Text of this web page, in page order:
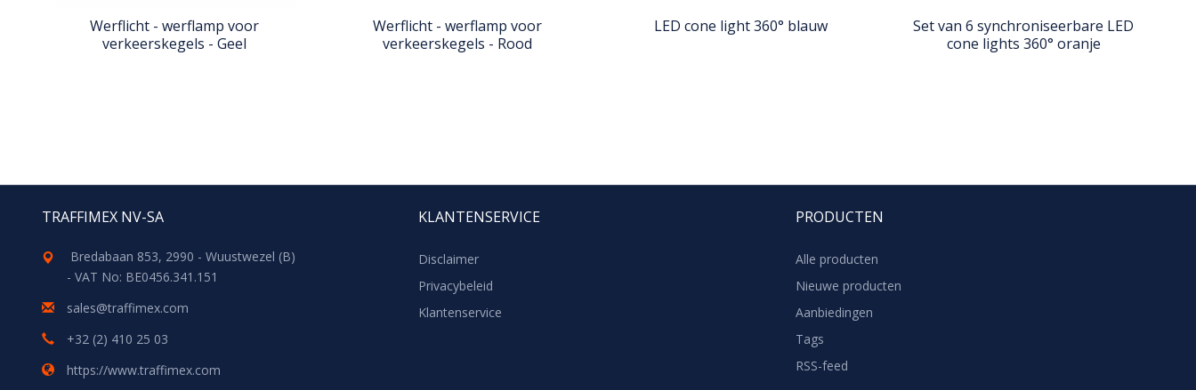
Werflicht - werflamp voor
verkeerskegels - Geel
Werflicht - werflamp voor
verkeerskegels - Rood
LED cone light 360° blauw
Set van 6 synchroniseerbare LED
cone lights 360° oranje
TRAFFIMEX NV-SA
Bredabaan 853, 2990 - Wuustwezel (B)
- VAT No: BE0456.341.151
sales@traffimex.com
+32 (2) 410 25 03
https://www.traffimex.com
KLANTENSERVICE
Disclaimer
Privacybeleid
Klantenservice
PRODUCTEN
Alle producten
Nieuwe producten
Aanbiedingen
Tags
RSS-feed